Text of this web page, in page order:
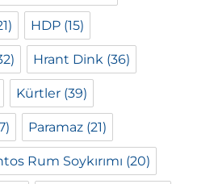
HDP (15)
Hrant Dink (36)
Kürtler (39)
Paramaz (21)
Rum Soykırımı (20)